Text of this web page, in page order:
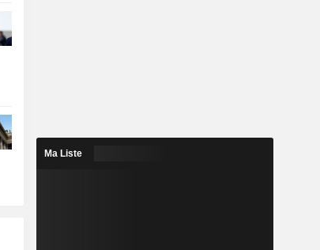
Ma Liste